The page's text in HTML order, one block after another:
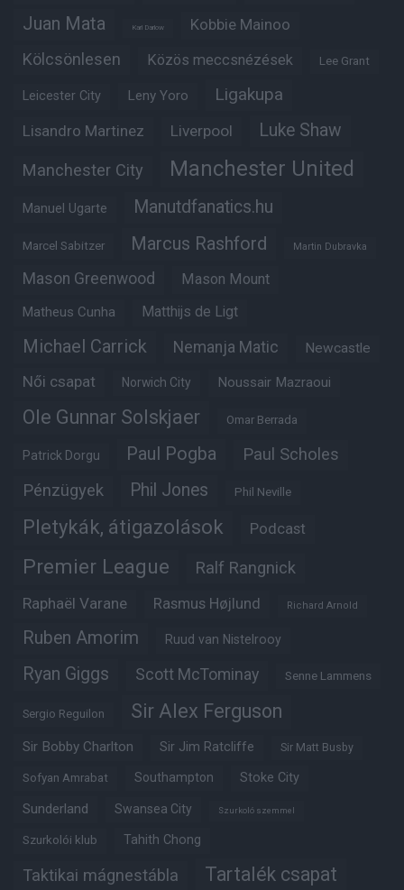
Juan Mata Karl Darlow Kobbie Mainoo
Kölcsönlesen Közös meccsnézések Lee Grant
Leicester City Leny Yoro Ligakupa
Lisandro Martinez Liverpool Luke Shaw
Manchester City Manchester United
Manuel Ugarte Manutdfanatics.hu
Marcel Sabitzer Marcus Rashford Martin Dubravka
Mason Greenwood Mason Mount
Matheus Cunha Matthijs de Ligt
Michael Carrick Nemanja Matic Newcastle
Női csapat Norwich City Noussair Mazraoui
Ole Gunnar Solskjaer Omar Berrada
Patrick Dorgu Paul Pogba Paul Scholes
Pénzügyek Phil Jones Phil Neville
Pletykák, átigazolások Podcast
Premier League Ralf Rangnick
Raphaël Varane Rasmus Højlund Richard Arnold
Ruben Amorim Ruud van Nistelrooy
Ryan Giggs Scott McTominay Senne Lammens
Sergio Reguilon Sir Alex Ferguson
Sir Bobby Charlton Sir Jim Ratcliffe Sir Matt Busby
Sofyan Amrabat Southampton Stoke City
Sunderland Swansea City Szurkoló szemmel
Szurkolói klub Tahith Chong
Taktikai mágnestábla Tartalék csapat